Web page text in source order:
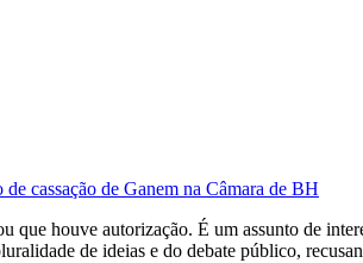
cassação de Ganem na Câmara de BH
que houve autorização. É um assunto de
de ideias e do debate público,